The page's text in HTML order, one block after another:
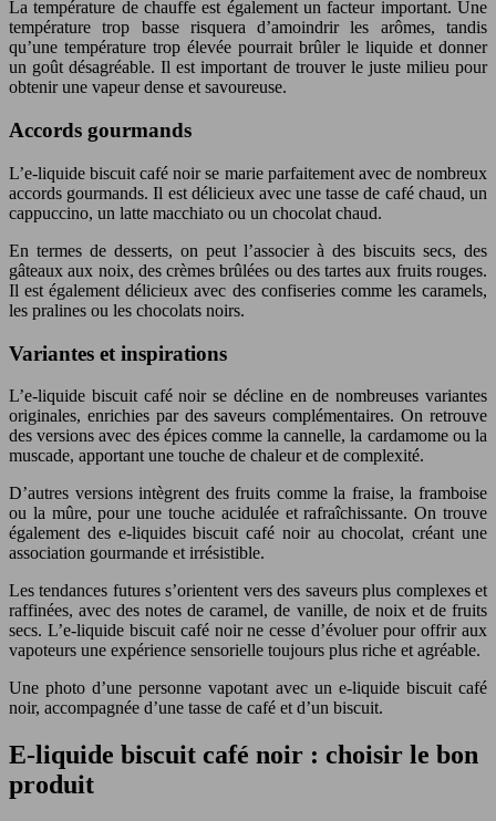
La température de chauffe est également un facteur important. Une
température trop basse risquera d’amoindrir les arômes, tandis
qu’une température trop élevée pourrait brûler le liquide et donner
un goût désagréable. Il est important de trouver le juste milieu pour
obtenir une vapeur dense et savoureuse.
Accords gourmands
L’e-liquide biscuit café noir se marie parfaitement avec de nombreux
accords gourmands. Il est délicieux avec une tasse de café chaud, un
cappuccino, un latte macchiato ou un chocolat chaud.
En termes de desserts, on peut l’associer à des biscuits secs, des
gâteaux aux noix, des crèmes brûlées ou des tartes aux fruits rouges.
Il est également délicieux avec des confiseries comme les caramels,
les pralines ou les chocolats noirs.
Variantes et inspirations
L’e-liquide biscuit café noir se décline en de nombreuses variantes
originales, enrichies par des saveurs complémentaires. On retrouve
des versions avec des épices comme la cannelle, la cardamome ou la
muscade, apportant une touche de chaleur et de complexité.
D’autres versions intègrent des fruits comme la fraise, la framboise
ou la mûre, pour une touche acidulée et rafraîchissante. On trouve
également des e-liquides biscuit café noir au chocolat, créant une
association gourmande et irrésistible.
Les tendances futures s’orientent vers des saveurs plus complexes et
raffinées, avec des notes de caramel, de vanille, de noix et de fruits
secs. L’e-liquide biscuit café noir ne cesse d’évoluer pour offrir aux
vapoteurs une expérience sensorielle toujours plus riche et agréable.
Une photo d’une personne vapotant avec un e-liquide biscuit café
noir, accompagnée d’une tasse de café et d’un biscuit.
E-liquide biscuit café noir : choisir le bon
produit